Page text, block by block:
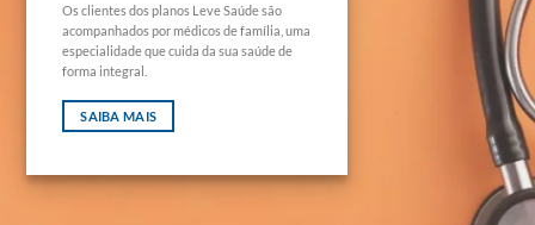
Os clientes dos planos Leve Saúde são
acompanhados por médicos de família, uma
especialidade que cuida da sua saúde de
forma integral.
SAIBA MAIS